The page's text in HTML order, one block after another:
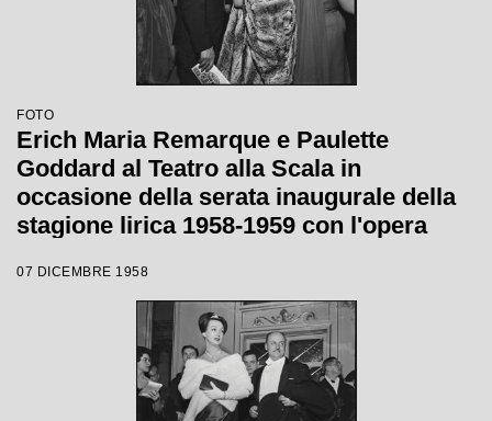
FOTO
Erich Maria Remarque e Paulette
Goddard al Teatro alla Scala in
occasione della serata inaugurale della
stagione lirica 1958-1959 con l'opera
da Antonino Votto, con la regia di
Margherita Wallmann
07 DICEMBRE 1958